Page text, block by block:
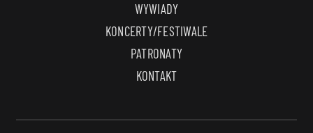
WYWIADY
KONCERTY/FESTIWALE
PATRONATY
KONTAKT